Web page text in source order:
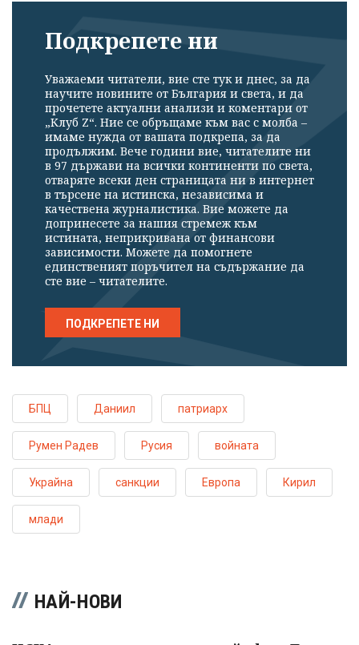
Подкрепете ни
Уважаеми читатели, вие сте тук и днес, за да
научите новините от България и света, и да
прочетете актуални анализи и коментари от
„Клуб Z“. Ние се обръщаме към вас с молба –
имаме нужда от вашата подкрепа, за да
продължим. Вече години вие, читателите ни
в 97 държави на всички континенти по света,
отваряте всеки ден страницата ни в интернет
в търсене на истинска, независима и
качествена журналистика. Вие можете да
допринесете за нашия стремеж към
истината, неприкривана от финансови
зависимости. Можете да помогнете
единственият поръчител на съдържание да
сте вие – читателите.
ПОДКРЕПЕТЕ НИ
БПЦ Даниил патриарх
Румен Радев Русия войната
Украйна санкции Европа Кирил
млади
НАЙ-НОВИ